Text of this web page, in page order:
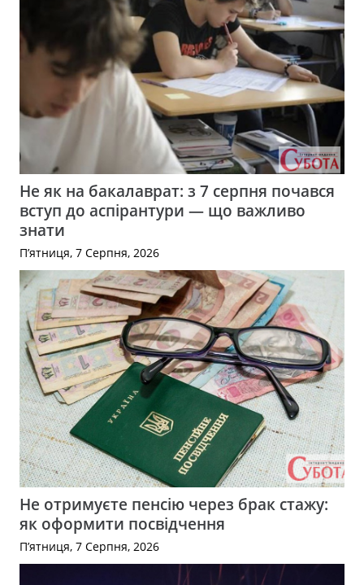
Не як на бакалаврат: з 7 серпня почався
вступ до аспірантури — що важливо
знати
П’ятниця, 7 Серпня, 2026
Не отримуєте пенсію через брак стажу:
як оформити посвідчення
П’ятниця, 7 Серпня, 2026